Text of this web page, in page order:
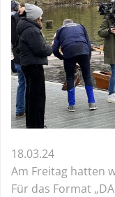
18.03.24
Am Freitag hatten
Für das Format